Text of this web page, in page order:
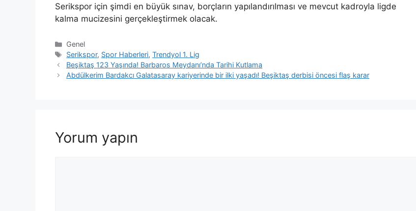
Serikspor için şimdi en büyük sınav, borçların yapılandırılması ve mevcut kadroyla ligde
kalma mucizesini gerçekleştirmek olacak.
Kategoriler
Genel
Etiketler
Serikspor, Spor Haberleri,Trendyol 1. Lig
Beşiktaş 123 Yaşında! Barbaros Meydanı’nda Tarihi Kutlama
Abdülkerim Bardakcı Galatasaray kariyerinde bir ilki yaşadı! Beşiktaş derbisi öncesi flaş karar
Yorum yapın